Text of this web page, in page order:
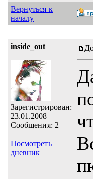
Вернуться к
началу
inside_out
Зарегистрирован:
23.01.2008
Сообщения: 2
Посмотреть
дневник